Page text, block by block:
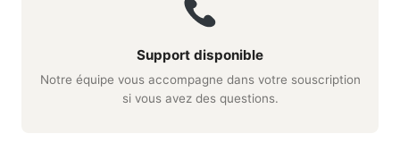
Support disponible
Notre équipe vous accompagne dans votre souscription
si vous avez des questions.